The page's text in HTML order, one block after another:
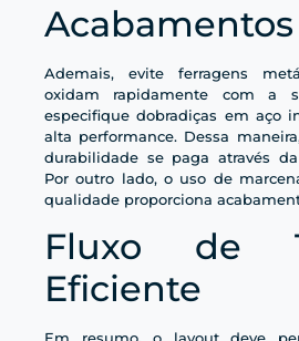
Acabamentos
Ademais, evite ferragens
oxidam rapidamente com a
especifique dobradiças em aço
alta performance. Dessa
durabilidade se paga através
Por outro lado, o uso de
qualidade proporciona
Fluxo de
Eficiente